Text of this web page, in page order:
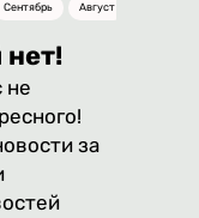
Сентябрь Август
нет!
не
за